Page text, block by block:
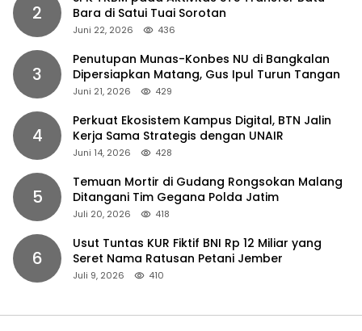
2
Bara di Satui Tuai Sorotan
Juni 22, 2026 436
3
Penutupan Munas-Konbes NU di Bangkalan
Dipersiapkan Matang, Gus Ipul Turun Tangan
Juni 21, 2026 429
4
Perkuat Ekosistem Kampus Digital, BTN Jalin
Kerja Sama Strategis dengan UNAIR
Juni 14, 2026 428
5
Temuan Mortir di Gudang Rongsokan Malang
Ditangani Tim Gegana Polda Jatim
Juli 20, 2026 418
6
Usut Tuntas KUR Fiktif BNI Rp 12 Miliar yang
Seret Nama Ratusan Petani Jember
Juli 9, 2026 410